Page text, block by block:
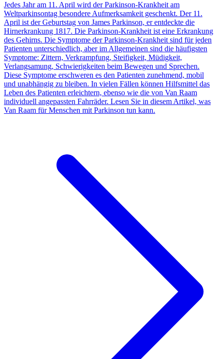
Jedes Jahr am 11. April wird der Parkinson-Krankheit am
Weltparkinsontag besondere Aufmerksamkeit geschenkt. Der 11.
April ist der Geburtstag von James Parkinson, er entdeckte die
Hirnerkrankung 1817. Die Parkinson-Krankheit ist eine Erkrankung
des Gehirns. Die Symptome der Parkinson-Krankheit sind für jeden
Patienten unterschiedlich, aber im Allgemeinen sind die häufigsten
Symptome: Zittern, Verkrampfung, Steifigkeit, Müdigkeit,
Verlangsamung, Schwierigkeiten beim Bewegen und Sprechen.
Diese Symptome erschweren es den Patienten zunehmend, mobil
und unabhängig zu bleiben. In vielen Fällen können Hilfsmittel das
Leben des Patienten erleichtern, ebenso wie die von Van Raam
individuell angepassten Fahrräder. Lesen Sie in diesem Artikel, was
Van Raam für Menschen mit Parkinson tun kann.